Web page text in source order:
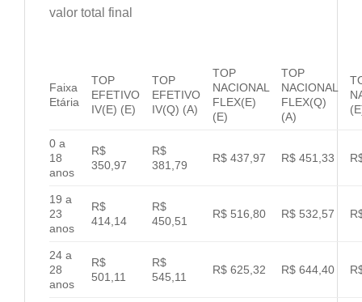
valor total final
Faixa
Etária
TOP
EFETIVO
IV(E) (E)
TOP
EFETIVO
IV(Q) (A)
TOP
NACIONAL
FLEX(E)
(E)
TOP
NACIONAL
FLEX(Q)
(A)
0 a
18
anos
R$
350,97
R$
381,79
R$ 437,97 R$ 451,33
19 a
23
anos
R$
414,14
R$
450,51
R$ 516,80 R$ 532,57
24 a
28
anos
R$
501,11
R$
545,11
R$ 625,32 R$ 644,40